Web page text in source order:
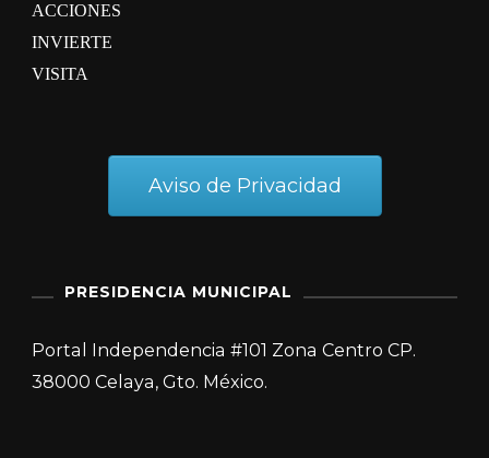
ACCIONES
INVIERTE
VISITA
Aviso de Privacidad
PRESIDENCIA MUNICIPAL
Portal Independencia #101 Zona Centro CP.
38000 Celaya, Gto. México.